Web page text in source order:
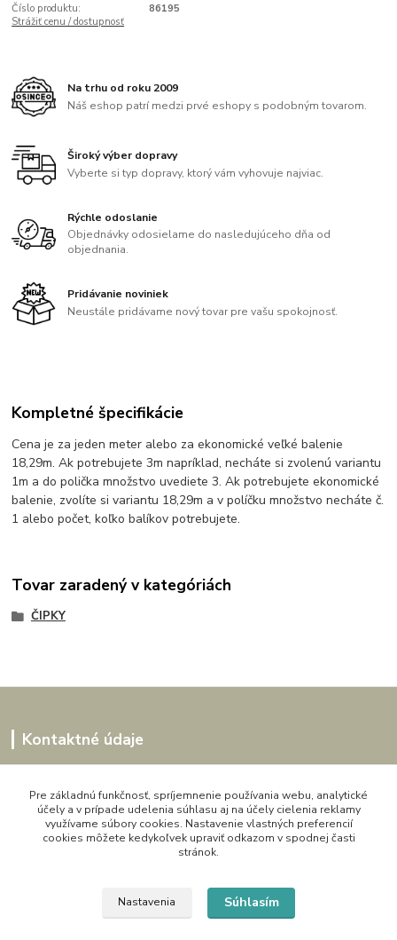
Číslo produktu:
86195
Strážiť cenu / dostupnosť
Na trhu od roku 2009
Náš eshop patrí medzi prvé eshopy s podobným tovarom.
Široký výber dopravy
Vyberte si typ dopravy, ktorý vám vyhovuje najviac.
Rýchle odoslanie
Objednávky odosielame do nasledujúceho dňa od
objednania.
Pridávanie noviniek
Neustále pridávame nový tovar pre vašu spokojnosť.
Kompletné špecifikácie
Cena je za jeden meter alebo za ekonomické veľké balenie
18,29m. Ak potrebujete 3m napríklad, necháte si zvolenú variantu
1m a do polička množstvo uvediete 3. Ak potrebujete ekonomické
balenie, zvolíte si variantu 18,29m a v políčku množstvo necháte č.
1 alebo počet, koľko balíkov potrebujete.
Tovar zaradený v kategóriách
ČIPKY
Kontaktné údaje
0907864188
pon. - pia. 9,00 do 16,00h
artwood.nelly@gmail.com
Pre základnú funkčnosť, spríjemnenie používania webu, analytické
účely a v prípade udelenia súhlasu aj na účely cielenia reklamy
využívame súbory cookies. Nastavenie vlastných preferencií
cookies môžete kedykoľvek upraviť odkazom v spodnej časti
stránok.
Nastavenia Súhlasím